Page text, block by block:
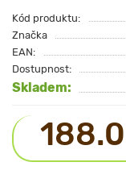
Kód produktu:
Značka
EAN:
Dostupnost:
Skladem: